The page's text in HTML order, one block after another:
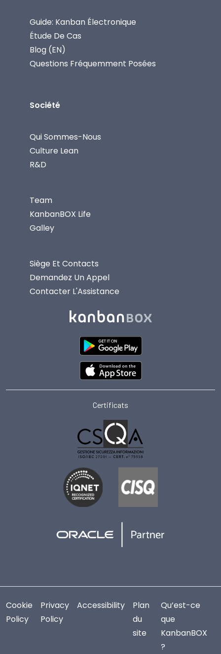
Guide: Kanban Électronique
Étude De Cas
Blog (EN)
Questions Fréquemment Posées
Société
Qui Sommes-Nous
Culture Lean
R&D
Team
KanbanBOX Life
Galley
Siège Et Contacts
Demandez Un Appel
Contacter L'Assistance
Certificats
Cookie
Policy
Privacy
Policy
Accessibility
Plan
du
site
Qu’est-ce
que
KanbanBOX
?